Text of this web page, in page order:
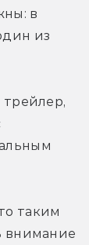
в
из
трейлер,
таким
внимание